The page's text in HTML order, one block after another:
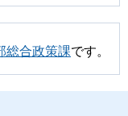
総合政策課です。